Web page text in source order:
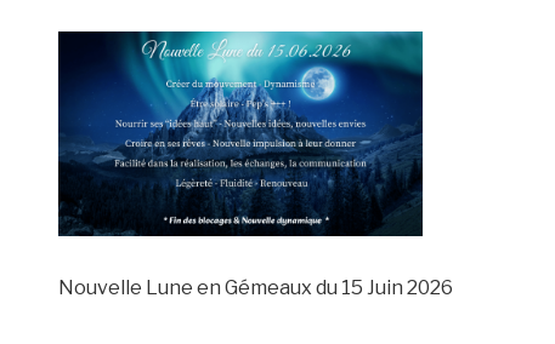
Nouvelle Lune en Gémeaux du 15 Juin 2026